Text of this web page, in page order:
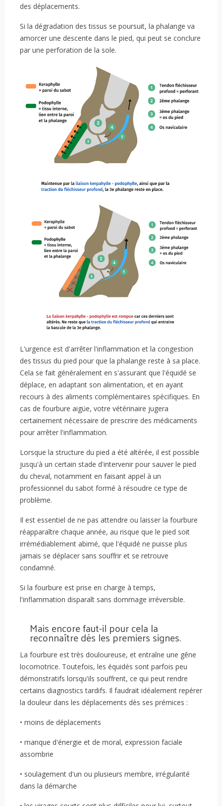
des déplacements.
Si la dégradation des tissus se poursuit, la phalange va
amorcer une descente dans le pied, qui peut se conclure
par une perforation de la sole.
L'urgence est d'arrêter l'inflammation et la congestion
des tissus du pied pour que la phalange reste à sa place.
Cela se fait généralement en s'assurant que l'équidé se
déplace, en adaptant son alimentation, et en ayant
recours à des aliments complémentaires spécifiques. En
cas de fourbure aigüe, votre vétérinaire jugera
certainement nécessaire de prescrire des médicaments
pour arrêter l'inflammation.
Lorsque la structure du pied a été altérée, il est possible
jusqu'à un certain stade d'intervenir pour sauver le pied
du cheval, notamment en faisant appel à un
professionnel du sabot formé à résoudre ce type de
problème.
Il est essentiel de ne pas attendre ou laisser la fourbure
réapparaître chaque année, au risque que le pied soit
irrémédiablement abimé, que l'équidé ne puisse plus
jamais se déplacer sans souffrir et se retrouve
condamné.
Si la fourbure est prise en charge à temps,
l'inflammation disparaît sans dommage irréversible.
Mais encore faut-il pour cela la
reconnaître dès les premiers signes.
La fourbure est très douloureuse, et entraîne une gêne
locomotrice. Toutefois, les équidés sont parfois peu
démonstratifs lorsqu'ils souffrent, ce qui peut rendre
certains diagnostics tardifs. Il faudrait idéalement repérer
la douleur dans les déplacements dès ses prémices :
• moins de déplacements
• manque d'énergie et de moral, expression faciale
assombrie
• soulagement d'un ou plusieurs membre, irrégularité
dans la démarche